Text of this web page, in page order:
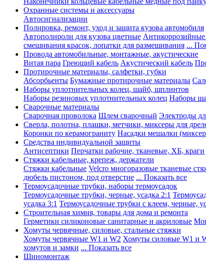
Охранные системы и аксессуары
Автосигнализации
Полировка, ремонт, уход и защита кузова автомобиля
Автополироли для кузова цветные
смешивания красок, лопатки для размешивания ...
Провода автомобильные, монтажные, акустические
Витая пара Греющий кабель Акустический кабель
Протирочные материалы, салфетки, губки
Абсорбьенты Бумажные протирочные материалы
Наборы уплотнительных колец, шайб, шплинтов
Наборы резиновых уплотнительных колец Наборы
Сварочные материалы
Сварочная проволока Шлем сварочный Электроды
Сверла, полотна, плашки, метчики, миксеры для
Коронки по керамограниту Насадки мешалки
Средства индивидуальной защиты
Антисептики Перчатки рабочие, тканевые, ХБ, краги
Стяжки кабельные, крепеж, держатели
Стяжки кабельные Velcro многоразовые тканевые
дюбель пистоном, под отверстие ... Показать все
Термоусадочные трубки, наборы термоусадок
Термоусадочные трубки, черные, усадка 2:1
усадка 3:1 Термоусадочные трубки с клеем, черные,
Строительная химия, товары для дома и ремонта
Герметики силиконовые санитарные и акриловые
Хомуты червячные, силовые, стальные стяжки
Хомуты червячные W1 и W2 Хомуты силовые W1 и
хомутов и замки ... Показать все
Шиномонтаж